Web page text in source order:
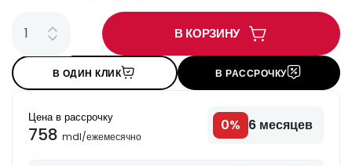
В КОРЗИНУ
В ОДИН КЛИК В РАССРОЧКУ
Цена в рассрочку
758 mdl/ежемесячно
0% 6 месяцев